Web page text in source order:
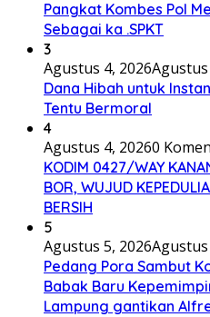
Pangkat Kombes Pol
Sebagai ka .SPKT
3
Agustus 4, 2026Agustus
Dana Hibah untuk
Tentu Bermoral
4
Agustus 4, 20260
KODIM 0427/WAY
BOR, WUJUD
BERSIH
5
Agustus 5, 2026Agustus
Pedang Pora Sambut
Babak Baru
Lampung gantikan